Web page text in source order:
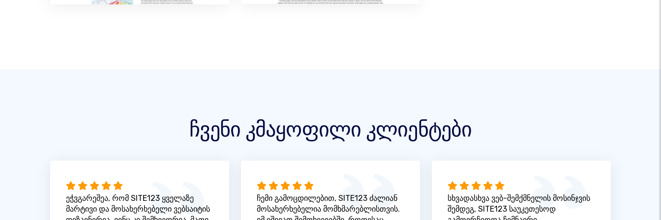
ჩვენი კმაყოფილი კლიენტები
ეჭვგარეშეა, რომ SITE123 ყველაზე
მარტივი და მოსახერხებელი ვებსაიტის
ჩემი გამოცდილებით, SITE123 ძალიან
მოსახერხებელია მომხმარებლისთვის.
სხვადასხვა ვებ-შემქმნელის მოსინჯვის
შემდეგ, SITE123 საუკეთესოდ